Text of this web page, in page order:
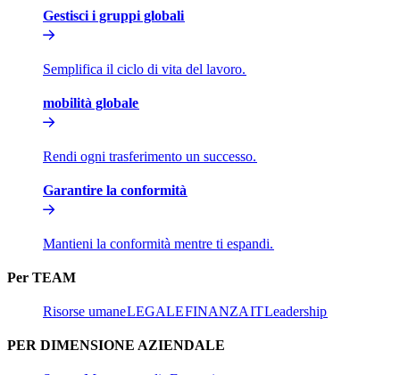
Gestisci i gruppi globali​​
Semplifica il ciclo di vita del lavoro.​​
mobilità globale​​
Rendi ogni trasferimento un successo.​​
Garantire la conformità​​
Mantieni la conformità mentre ti espandi.​​
Per TEAM​​
Risorse umane​​LEGALE​​FINANZA​​IT​​Leadership​​
PER DIMENSIONE AZIENDALE​​